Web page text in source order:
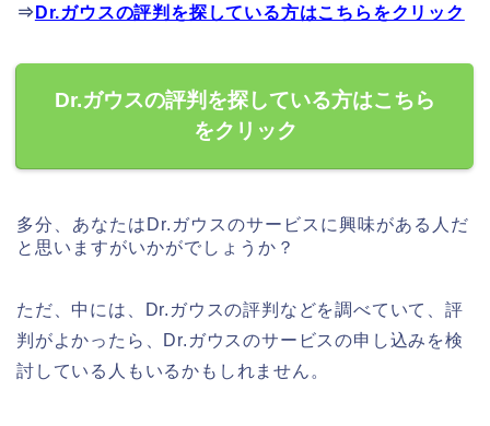
⇒ Dr.ガウスの評判を探している方はこちらをクリック
Dr.ガウスの評判を探している方はこちら
をクリック
多分、あなたはDr.ガウスのサービスに興味がある人だ
と思いますがいかがでしょうか？
ただ、中には、Dr.ガウスの評判などを調べていて、評
判がよかったら、Dr.ガウスのサービスの申し込みを検
討している人もいるかもしれません。